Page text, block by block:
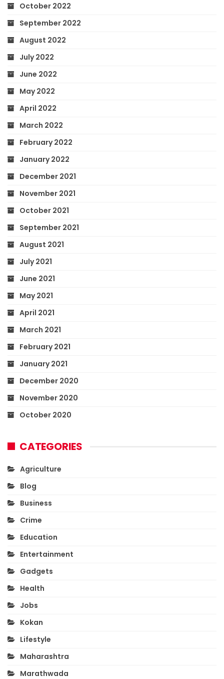
October 2022
September 2022
August 2022
July 2022
June 2022
May 2022
April 2022
March 2022
February 2022
January 2022
December 2021
November 2021
October 2021
September 2021
August 2021
July 2021
June 2021
May 2021
April 2021
March 2021
February 2021
January 2021
December 2020
November 2020
October 2020
CATEGORIES
Agriculture
Blog
Business
Crime
Education
Entertainment
Gadgets
Health
Jobs
Kokan
Lifestyle
Maharashtra
Marathwada